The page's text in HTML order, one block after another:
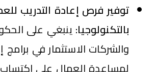
توفير فرص إعادة التدريب
بالتكنولوجيا:ينبغي على
والشركات الاستثمار في برامج